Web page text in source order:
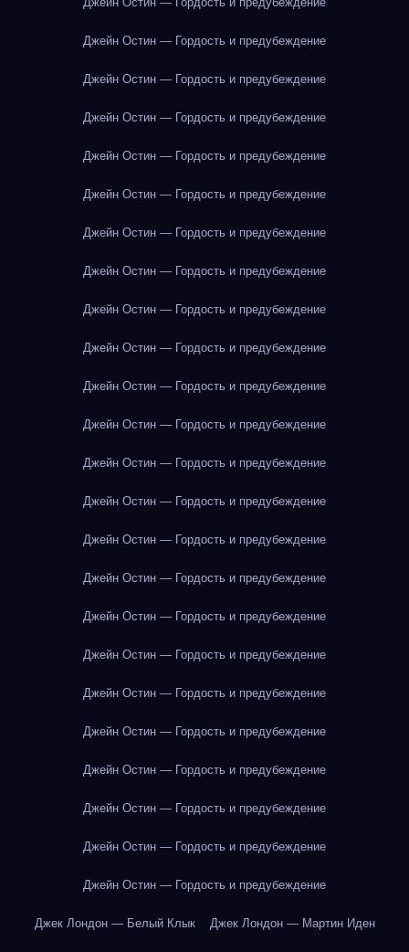
Джейн Остин — Гордость и предубеждение
Джейн Остин — Гордость и предубеждение
Джейн Остин — Гордость и предубеждение
Джейн Остин — Гордость и предубеждение
Джейн Остин — Гордость и предубеждение
Джейн Остин — Гордость и предубеждение
Джейн Остин — Гордость и предубеждение
Джейн Остин — Гордость и предубеждение
Джейн Остин — Гордость и предубеждение
Джейн Остин — Гордость и предубеждение
Джейн Остин — Гордость и предубеждение
Джейн Остин — Гордость и предубеждение
Джейн Остин — Гордость и предубеждение
Джейн Остин — Гордость и предубеждение
Джейн Остин — Гордость и предубеждение
Джейн Остин — Гордость и предубеждение
Джейн Остин — Гордость и предубеждение
Джейн Остин — Гордость и предубеждение
Джейн Остин — Гордость и предубеждение
Джейн Остин — Гордость и предубеждение
Джейн Остин — Гордость и предубеждение
Джейн Остин — Гордость и предубеждение
Джейн Остин — Гордость и предубеждение
Джек Лондон — Белый Клык Джек Лондон — Мартин Иден